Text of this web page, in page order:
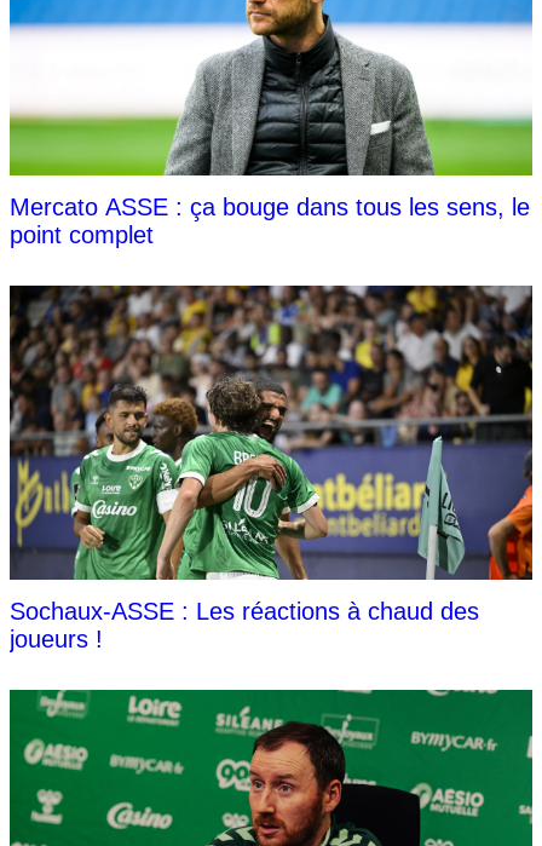
Mercato ASSE : ça bouge dans tous les sens, le
point complet
Sochaux-ASSE : Les réactions à chaud des
joueurs !